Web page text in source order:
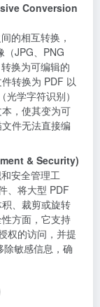
Conversion
的相互转换，
（JPG、PNG
换为可编辑的
转换为 PDF 以
学字符识别）
，使其变为可
件无法直接编
& Security)
安全管理工
、将大型 PDF
、裁剪或旋转
方面，它支持
权的访问，并提
敏感信息，确